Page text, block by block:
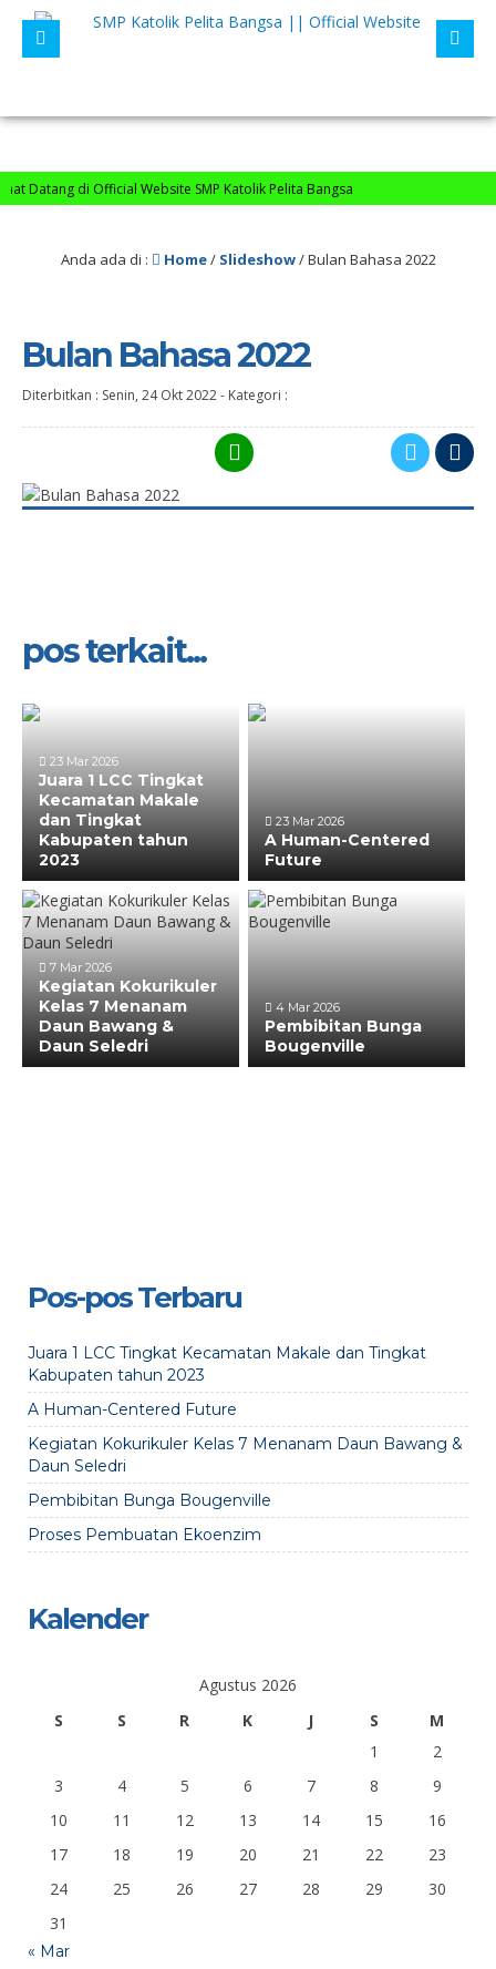
Datang di Official Website SMP Katolik Pelita Bangsa
Anda ada di : Home/ Slideshow/Bulan Bahasa 2022
Bulan Bahasa 2022
Diterbitkan : Senin, 24 Okt 2022- Kategori :
pos terkait...
23 Mar 2026
Juara 1 LCC Tingkat
Kecamatan Makale
dan Tingkat
Kabupaten tahun
2023
23 Mar 2026
A Human-Centered
Future
7 Mar 2026
Kegiatan Kokurikuler
Kelas 7 Menanam
Daun Bawang &
Daun Seledri
4 Mar 2026
Pembibitan Bunga
Bougenville
Pos-pos Terbaru
Juara 1 LCC Tingkat Kecamatan Makale dan Tingkat
Kabupaten tahun 2023
A Human-Centered Future
Kegiatan Kokurikuler Kelas 7 Menanam Daun Bawang &
Daun Seledri
Pembibitan Bunga Bougenville
Proses Pembuatan Ekoenzim
Kalender
Agustus 2026
S
S R K J S
M
1
2
3
4 5 6 7 8
9
10
11 12 13 14 15
16
17
18 19 20 21 22
23
24
25 26 27 28 29
30
31
« Mar